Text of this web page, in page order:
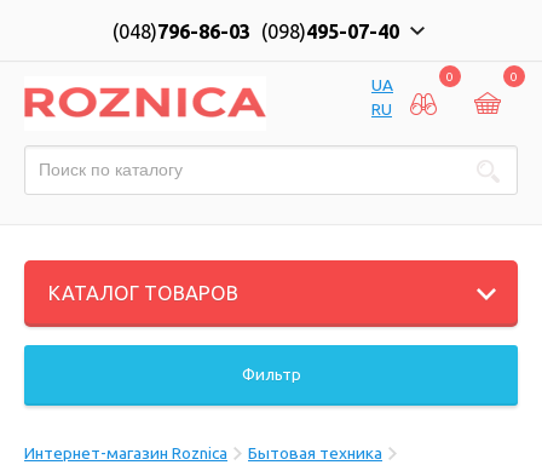
(048)796-86-03 (098)495-07-40
UA
RU
0 0
КАТАЛОГ ТОВАРОВ
Фильтр
Интернет-магазин Roznica
Бытовая техника